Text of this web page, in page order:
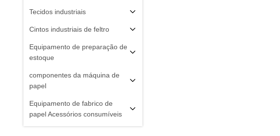
Tecidos industriais
Cintos industriais de feltro
Equipamento de preparação de
estoque
componentes da máquina de
papel
Equipamento de fabrico de
papel Acessórios consumíveis